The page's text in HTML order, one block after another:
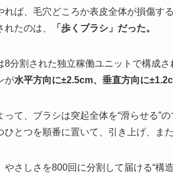
れば、毛穴どころか表皮全体が損傷する
たのは、
「歩くブラシ」だった。
8分割された独立稼働ユニットで構成さ
が水平方向に±2.5cm、垂直方向に
って、ブラシは突起全体を“滑らせる”
ひとつを順番に置いて、引き上げ、ま
やさしさを800回に分割して届ける“構造